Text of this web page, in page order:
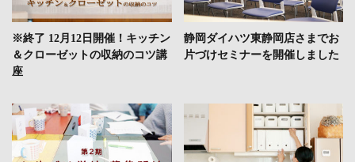
※終了 12月12日開催！キッチン
＆クローゼットの収納のコツ講
座
静岡ダイハツ東静岡店さまでお
片づけセミナーを開催しました